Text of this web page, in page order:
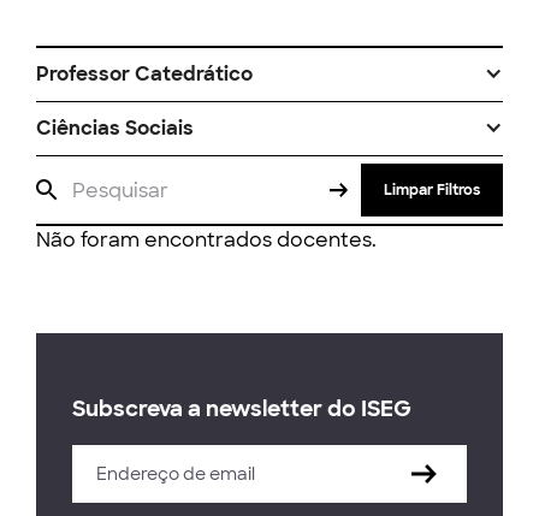
Professor Catedrático
Ciências Sociais
Limpar Filtros
Não foram encontrados docentes.
Subscreva a newsletter do ISEG